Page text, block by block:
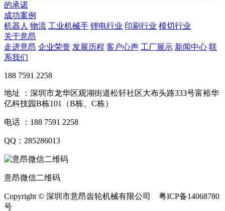
的承诺
成功案例
机器人 物流 工业机械手 锂电行业 印刷行业 模切行业
关于意昂
走进意昂 企业荣誉 发展历程 客户心声 工厂展示 新闻中心 联
系我们
188 7591 2258
地址 ：深圳市龙华区观湖街道松轩社区大布头路333号富裕华
亿科技园B栋101（B栋、C栋）
电话 ：188 7591 2258
QQ：285286013
意昂微信二维码
Copyright © 深圳市意昂齿轮机械有限公司 粤ICP备14068780
号